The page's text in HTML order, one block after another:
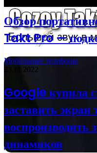
Обзор
Takt Pro —
Мобильные телефоны
23.11.2022
Google купила
заставить экран
воспроизводить
динамиков